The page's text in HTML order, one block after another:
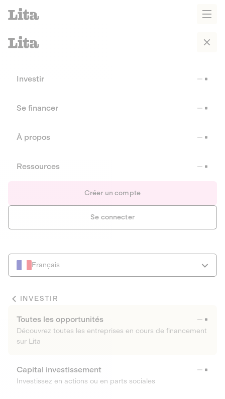
Investir
Se financer
À propos
Ressources
Créer un compte
Se connecter
Français
INVESTIR
Toutes les opportunités
Découvrez toutes les entreprises en cours de financement
sur Lita
Capital investissement
Investissez en actions ou en parts sociales